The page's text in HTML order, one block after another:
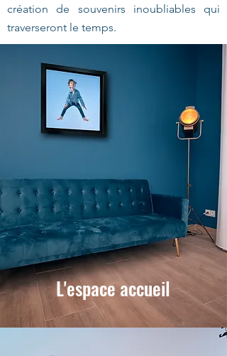
création de souvenirs inoubliables qui
traverseront le temps.
L'espace accueil